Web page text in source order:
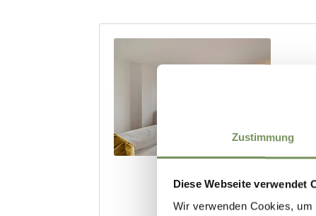
Zustimmung
Diese Webseite verwendet
Wir verwenden Cookies,